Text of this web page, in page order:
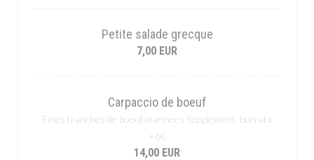
Petite salade grecque
7,00 EUR
Carpaccio de boeuf
Fines tranches de boeuf marinées Supplément. burrata
+6€
14,00 EUR